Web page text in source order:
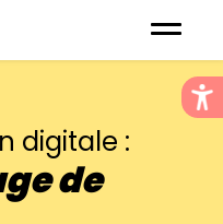
digitale :
de
PROJET ?
par un